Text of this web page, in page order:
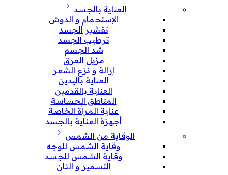
العناية بالجسد
الإستحمام و الدوش
تقشير الجسد
ترطيب الجسد
شد الجسم
مزيل العرق
إزالة و نزع الشعر
العناية باليدين
العناية بالقدمين
المناطق الحساسة
عناية المرأة الخاصة
أجهزة العناية بالجسد
الوقاية من الشمس
وقاية الشمس للوجه
وقاية الشمس للجسد
التسمير و التان